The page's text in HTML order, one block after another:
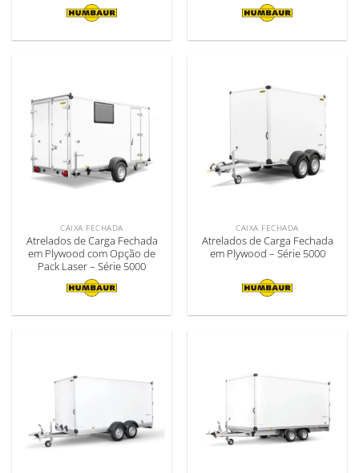
CAIXA FECHADA
Atrelados de Carga Fechada
em Plywood com Opção de
Pack Laser – Série 5000
CAIXA FECHADA
Atrelados de Carga Fechada
em Plywood – Série 5000